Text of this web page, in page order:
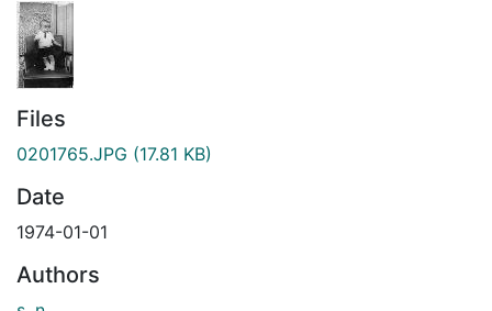
Files
0201765.JPG (17.81 KB)
Date
1974-01-01
Authors